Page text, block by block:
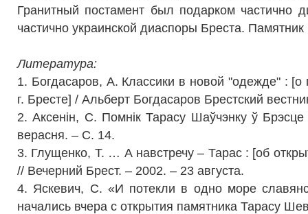
Гранитный постамент был подарком частично
частично украинской диаспоры Бреста.
Литература:
1. Богдасаров, А. Классики в новой "одежде" : [о
г. Бресте] / Альберт Богдасаров Брестский
2. Аксенiн, С. Помнiк Тарасу Шаўчэнку ў
верасня. – С. 14.
3. Глущенко, Т. … А навстречу – Тарас : [об
// Вечерний Брест. – 2002. – 23 августа.
4. Яскевич, С. «И потекли в одно море
начались вчера с открытия памятника Тарасу